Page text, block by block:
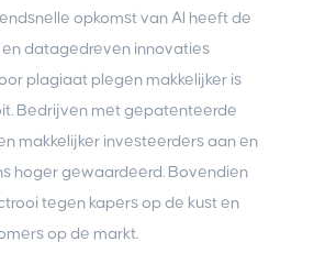
opkomst van AI heeft de
en datagedreven innovaties
plagiaat plegen makkelijker is
Bedrijven met gepatenteerde
makkelijker investeerders aan en
hoger gewaardeerd. Bovendien
tegen kapers op de kust en
op de markt.